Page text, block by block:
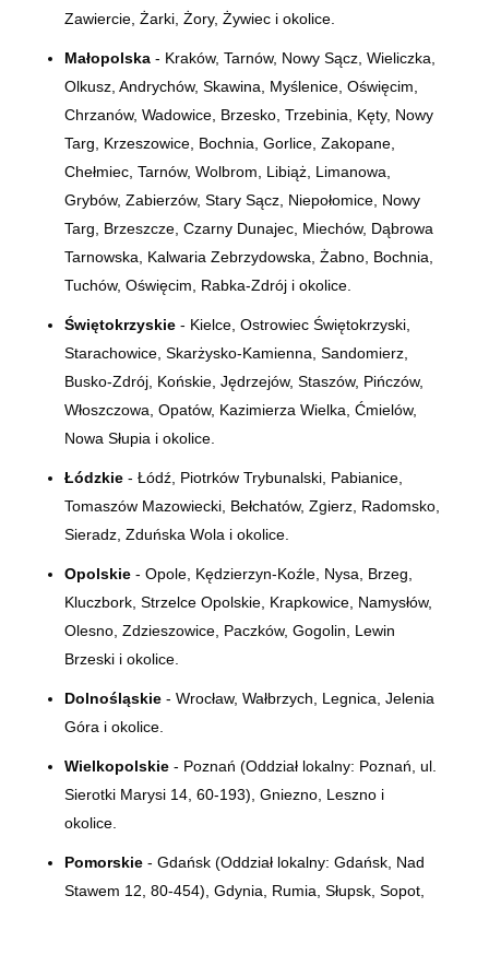
Zawiercie, Żarki, Żory, Żywiec i okolice.
Małopolska- Kraków, Tarnów, Nowy Sącz, Wieliczka,
Olkusz, Andrychów, Skawina, Myślenice, Oświęcim,
Chrzanów, Wadowice, Brzesko, Trzebinia, Kęty, Nowy
Targ, Krzeszowice, Bochnia, Gorlice, Zakopane,
Chełmiec, Tarnów, Wolbrom, Libiąż, Limanowa,
Grybów, Zabierzów, Stary Sącz, Niepołomice, Nowy
Targ, Brzeszcze, Czarny Dunajec, Miechów, Dąbrowa
Tarnowska, Kalwaria Zebrzydowska, Żabno, Bochnia,
Tuchów, Oświęcim, Rabka-Zdrój i okolice.
Świętokrzyskie- Kielce, Ostrowiec Świętokrzyski,
Starachowice, Skarżysko-Kamienna, Sandomierz,
Busko-Zdrój, Końskie, Jędrzejów, Staszów, Pińczów,
Włoszczowa, Opatów, Kazimierza Wielka, Ćmielów,
Nowa Słupia i okolice.
Łódzkie- Łódź, Piotrków Trybunalski, Pabianice,
Tomaszów Mazowiecki, Bełchatów, Zgierz, Radomsko,
Sieradz, Zduńska Wola i okolice.
Opolskie- Opole, Kędzierzyn-Koźle, Nysa, Brzeg,
Kluczbork, Strzelce Opolskie, Krapkowice, Namysłów,
Olesno, Zdzieszowice, Paczków, Gogolin, Lewin
Brzeski i okolice.
Dolnośląskie- Wrocław, Wałbrzych, Legnica, Jelenia
Góra i okolice.
Wielkopolskie- Poznań (Oddział lokalny: Poznań, ul.
Sierotki Marysi 14, 60-193) , Gniezno, Leszno i
okolice.
Pomorskie- Gdańsk (Oddział lokalny: Gdańsk, Nad
Stawem 12, 80-454), Gdynia, Rumia, Słupsk, Sopot,